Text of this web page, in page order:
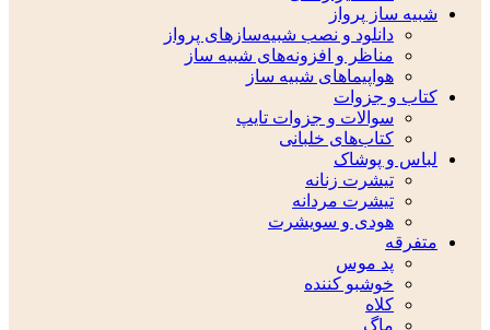
شبیه ساز پرواز
دانلود و نصب شبیه‌سازهای پرواز
مناظر و افزونه‌های شبیه ساز
هواپیماهای شبیه ساز
کتاب و جزوات
سوالات و جزوات تایپ
کتاب‌های خلبانی
لباس و پوشاک
تیشرت زنانه
تیشرت مردانه
هودی و سویشرت
متفرقه
پد موس
خوشبو کننده
کلاه
ماگ